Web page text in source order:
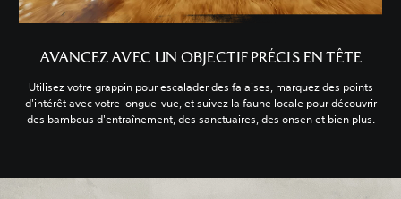
AVANCEZ AVEC UN OBJECTIF PRÉCIS EN TÊTE
Utilisez votre grappin pour escalader des falaises, marquez des points
d'intérêt avec votre longue-vue, et suivez la faune locale pour découvrir
des bambous d'entraînement, des sanctuaires, des onsen et bien plus.